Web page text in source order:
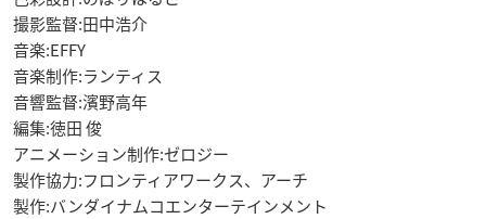
撮影監督:田中浩介
音楽:EFFY
音楽制作:ランティス
音響監督:濱野高年
編集:徳田 俊
アニメーション制作:ゼロジー
製作協力:フロンティアワークス、アーチ
製作:バンダイナムコエンターテインメント